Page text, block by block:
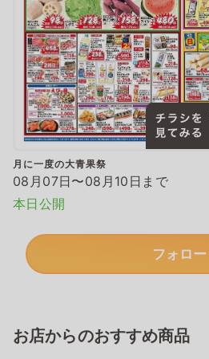
月に一度の大青果祭
08月07日〜08月10日まで
本日公開
フォロー
お店からのおすすめ商品